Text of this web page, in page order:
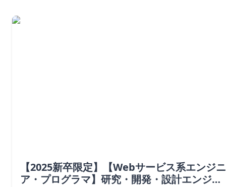
【2025新卒限定】【Webサービス系エンジニ
ア・プログラマ】研究・開発・設計エンジニ